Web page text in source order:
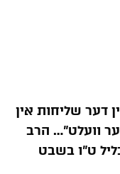
שליחות אין
וועלט”… הרב
ט”ו בשבט